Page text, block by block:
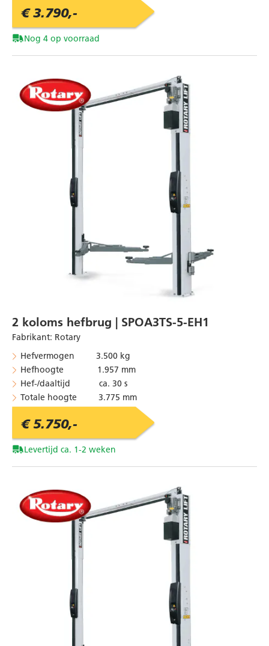
€ 3.790,-
Nog 4 op voorraad
2 koloms hefbrug | SPOA3TS-5-EH1
Fabrikant: Rotary
Hefvermogen 3.500 kg
Hefhoogte 1.957 mm
Hef-/daaltijd ca. 30 s
Totale hoogte 3.775 mm
€ 5.750,-
Levertijd ca. 1-2 weken